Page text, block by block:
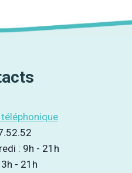
: 9h - 21h
- 21h